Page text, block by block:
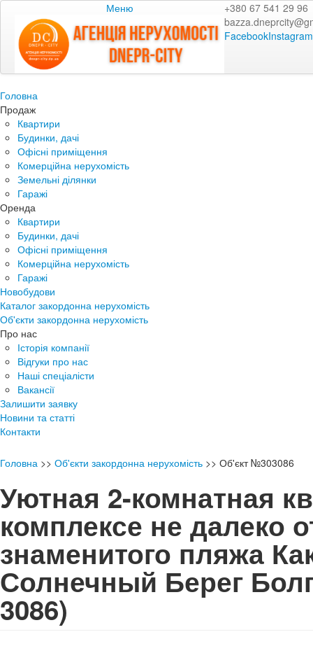
Меню
+380 67 541 29 96
FacebookInstagram
Головна
Продаж
Квартири
Будинки, дачі
Офісні приміщення
Комерційна нерухомість
Земельні ділянки
Гаражі
Оренда
Квартири
Будинки, дачі
Офісні приміщення
Комерційна нерухомість
Гаражі
Новобудови
Каталог закордонна нерухомість
Об'єкти закордонна нерухомість
Про нас
Історія компанії
Відгуки про нас
Наші спеціалісти
Вакансії
Залишити заявку
Новини та статті
Контакти
Головна >> Об'єкти закордонна нерухомість >> Об'єкт №303086
Уютная 2-комнатная
комплексе не далеко
знаменитого пляжа
Солнечный Берег
3086)